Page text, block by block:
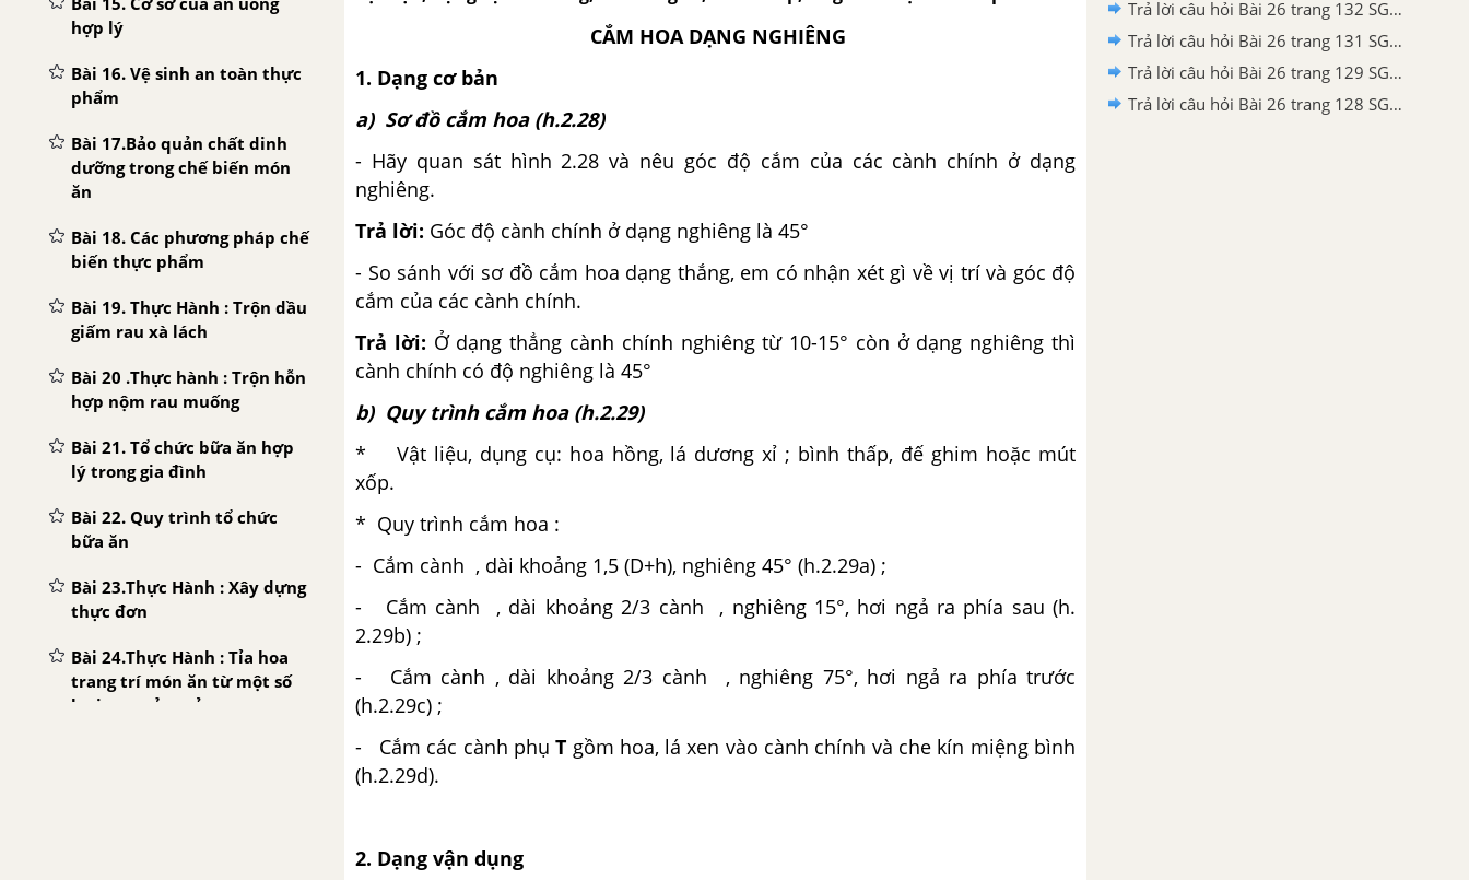
hợp lý
Bài 16. Vệ sinh an toàn thực
phẩm
Bài 17.Bảo quản chất dinh
dưỡng trong chế biến món
ăn
Bài 18. Các phương pháp chế
biến thực phẩm
Bài 19. Thực Hành : Trộn dầu
giấm rau xà lách
Bài 20 .Thực hành : Trộn hỗn
hợp nộm rau muống
Bài 21. Tổ chức bữa ăn hợp
lý trong gia đình
Bài 22. Quy trình tổ chức
bữa ăn
Bài 23.Thực Hành : Xây dựng
thực đơn
Bài 24.Thực Hành : Tỉa hoa
trang trí món ăn từ một số
loại rau ,củ ,quả
CẮM HOA DẠNG NGHIÊNG
1. Dạng cơ bản
a) Sơ đồ cắm hoa (h.2.28)
- Hãy quan sát hình 2.28 và nêu góc độ cắm của các cành chính ở dạng
nghiêng.
Trả lời: Góc độ cành chính ở dạng nghiêng là 45°
- So sánh với sơ đồ cắm hoa dạng thắng, em có nhận xét gì về vị trí và góc độ
cắm của các cành chính.
Trả lời: Ở dạng thẳng cành chính nghiêng từ 10-15° còn ở dạng nghiêng thì
cành chính có độ nghiêng là 45°
b) Quy trình cắm hoa (h.2.29)
* Vật liệu, dụng cụ: hoa hồng, lá dương xỉ ; bình thấp, đế ghim hoặc mút
xốp.
* Quy trình cắm hoa :
- Cắm cành , dài khoảng 1,5 (D+h), nghiêng 45° (h.2.29a) ;
- Cắm cành
, dài khoảng 2/3 cành
, nghiêng 15°, hơi ngả ra phía sau (h.
2.29b) ;
- Cắm cành , dài khoảng 2/3 cành
, nghiêng 75°, hơi ngả ra phía trước
(h.2.29c) ;
- Cắm các cành phụT gồm hoa, lá xen vào cành chính và che kín miệng bình
(h.2.29d).
2. Dạng vận dụng
Trả lời câu hỏi Bài 26 trang 132 SGK Công nghệ 6
Trả lời câu hỏi Bài 26 trang 131 SGK Công nghệ 6
Trả lời câu hỏi Bài 26 trang 129 SGK Công nghệ 6
Trả lời câu hỏi Bài 26 trang 128 SGK Công nghệ 6